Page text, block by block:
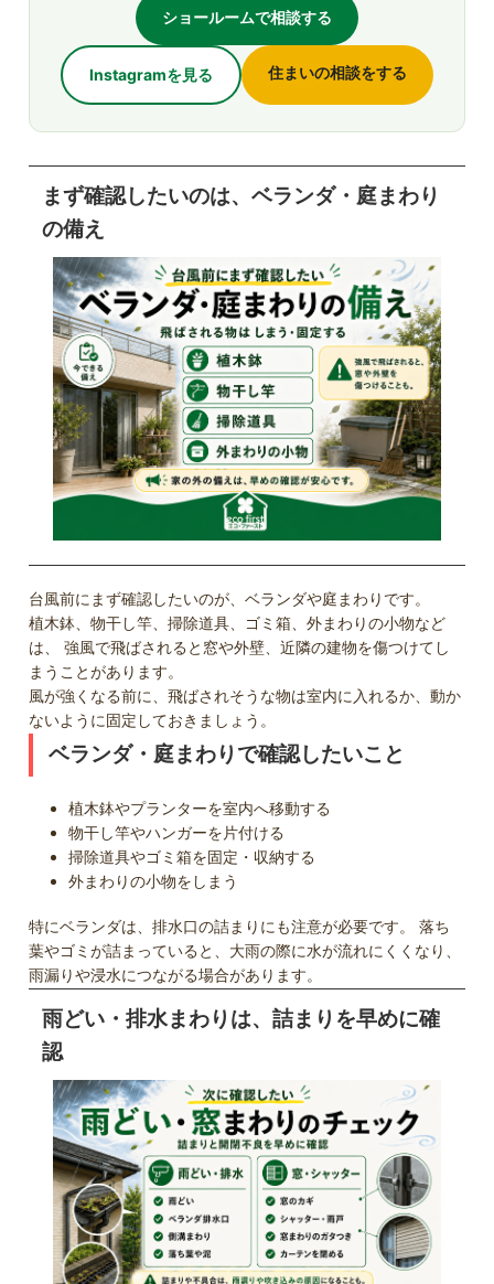
ショールームで相談する
Instagramを見る 住まいの相談をする
まず確認したいのは、ベランダ・庭まわり
の備え
台風前にまず確認したいのが、ベランダや庭まわりです。
植木鉢、物干し竿、掃除道具、ゴミ箱、外まわりの小物など
は、 強風で飛ばされると窓や外壁、近隣の建物を傷つけてし
まうことがあります。
風が強くなる前に、飛ばされそうな物は室内に入れるか、動か
ないように固定しておきましょう。
ベランダ・庭まわりで確認したいこと
植木鉢やプランターを室内へ移動する
物干し竿やハンガーを片付ける
掃除道具やゴミ箱を固定・収納する
外まわりの小物をしまう
特にベランダは、排水口の詰まりにも注意が必要です。 落ち
葉やゴミが詰まっていると、大雨の際に水が流れにくくなり、
雨漏りや浸水につながる場合があります。
雨どい・排水まわりは、詰まりを早めに確
認